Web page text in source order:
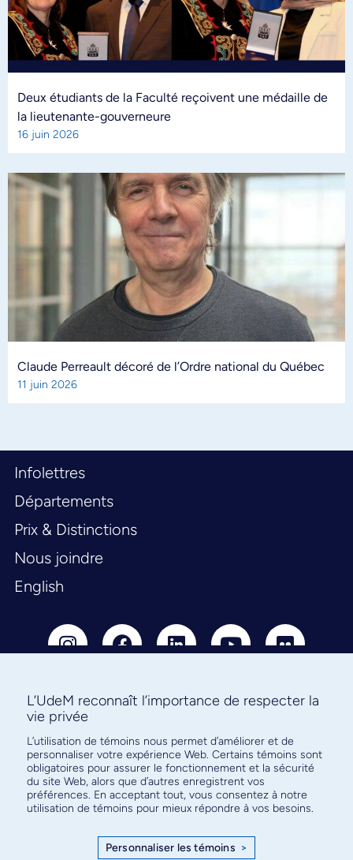
Deux étudiants de la Faculté reçoivent une médaille de
la lieutenante-gouverneure
16 juin 2026
Claude Perreault décoré de l’Ordre national du Québec
11 juin 2026
Infolettres
Départements
Prix & Distinctions
Nous joindre
English
Abonnez-vous à notre infolettre
pour connaître l’actualité facultaire
L’UdeM reconnaît l’importance de respecter la
vie privée
L’utilisation de témoins nous permet d’améliorer et de
personnaliser votre expérience Web. Certains témoins sont
obligatoires pour assurer le fonctionnement et la sécurité
du site Web, alors que d’autres enregistrent vos
préférences. En acceptant tout, vous consentez à notre
utilisation de témoins pour mieux répondre à vos besoins.
Personnaliser les témoins >